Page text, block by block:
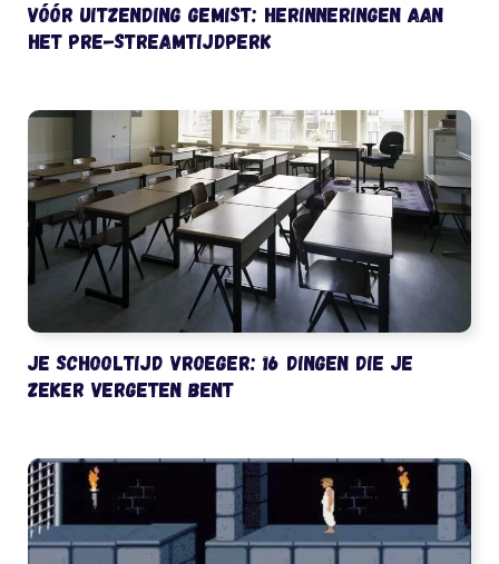
Vóór uitzending gemist: herinneringen aan
het pre-streamtijdperk
Je schooltijd vroeger: 16 dingen die je
zeker vergeten bent